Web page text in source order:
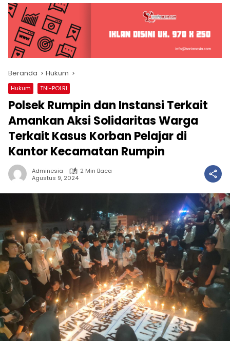
Beranda Hukum
Hukum TNI-POLRI
Polsek Rumpin dan Instansi Terkait
Amankan Aksi Solidaritas Warga
Terkait Kasus Korban Pelajar di
Kantor Kecamatan Rumpin
Adminesia
2 Min Baca
Agustus 9, 2024